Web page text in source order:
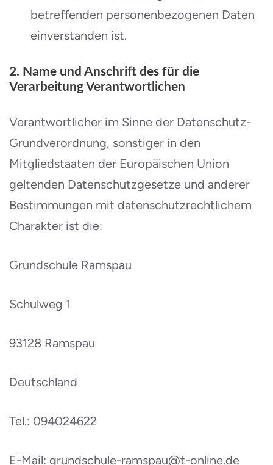
betreffenden personenbezogenen Daten
einverstanden ist.
2. Name und Anschrift des für die
Verarbeitung Verantwortlichen
Verantwortlicher im Sinne der Datenschutz-
Grundverordnung, sonstiger in den
Mitgliedstaaten der Europäischen Union
geltenden Datenschutzgesetze und anderer
Bestimmungen mit datenschutzrechtlichem
Charakter ist die:
Grundschule Ramspau
Schulweg 1
93128 Ramspau
Deutschland
Tel.: 094024622
E-Mail: grundschule-ramspau@t-online.de